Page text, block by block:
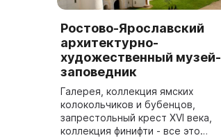
Ростово-Ярославский
архитектурно-
художественный музей-
заповедник
Галерея, коллекция ямских
колокольчиков и бубенцов,
запрестольный крест XVI века,
коллекция финифти - все это